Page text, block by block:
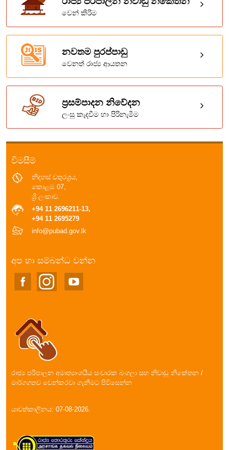
වෙන් කිරිම
නවතම පුරප්පාඩු
වෙනත් රාජ්‍ය ආයතන
ප්‍රසම්පාදන නිවේදන
ලංසු කැදවීම හා පිරිනැමීම
විමසීම්
නිදහස් චතුරශ්‍රය,
කොළඹ 07,
ශ්‍රී ලංකාව.
+94 11 2696211-13,
+94 11 2695279
info@pubad.gov.lk
අප හා සම්බන්ධ වන්න
රාජ්‍ය පරිපාලන අමාත්‍යාංශයීය සංචාරක බංගලා සහ නිවාඩු නිකේතන /
මාර්ගගතව වෙන්කරවා ගැනීමට පිවිසෙන්න
යාවත්කාලිනය: 07-08-2026.